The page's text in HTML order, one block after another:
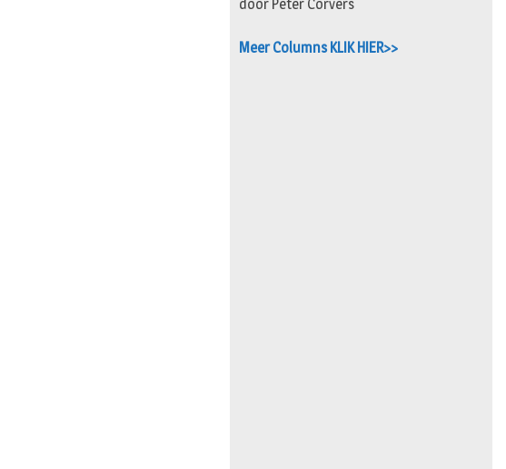
door Peter Corvers
Meer Columns KLIK HIER>>